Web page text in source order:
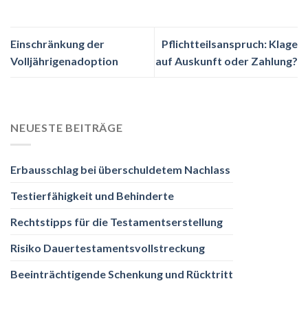
Einschränkung der
Volljährigenadoption
Pflichtteilsanspruch: Klage
auf Auskunft oder Zahlung?
NEUESTE BEITRÄGE
Erbausschlag bei überschuldetem Nachlass
Testierfähigkeit und Behinderte
Rechtstipps für die Testamentserstellung
Risiko Dauertestamentsvollstreckung
Beeinträchtigende Schenkung und Rücktritt